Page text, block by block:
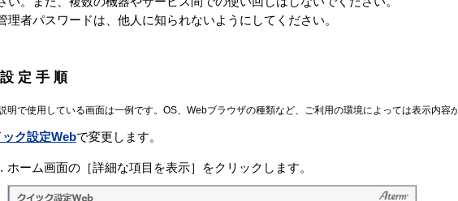
理者パスワードは、他人に知られないようにしてください。
設定手順
明で使用している画面は一例です。OS、Webブラウザの種類など、ご利用の環境によっては表示内容
ック設定Webで変更します。
ホーム画面の［詳細な項目を表示］をクリックします。